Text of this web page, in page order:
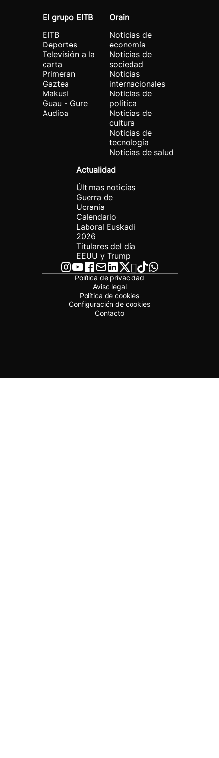
El grupo EITB
EITB
Deportes
Televisión a la
carta
Primeran
Gaztea
Makusi
Guau - Gure
Audioa
Orain
Noticias de
economía
Noticias de
sociedad
Noticias
internacionales
Noticias de
política
Noticias de
cultura
Noticias de
tecnología
Noticias de salud
Actualidad
Últimas noticias
Guerra de
Ucrania
Calendario
Laboral Euskadi
2026
Titulares del día
EEUU y Trump
Política de privacidad
Aviso legal
Política de cookies
Configuración de cookies
Contacto